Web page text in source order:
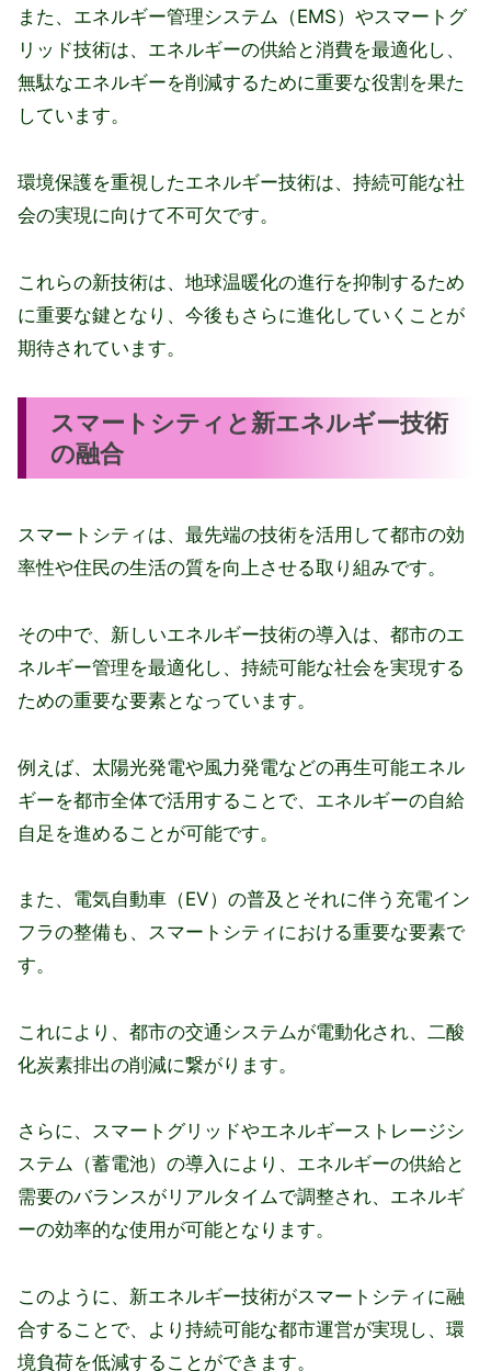
また、エネルギー管理システム（EMS）やスマートグ
リッド技術は、エネルギーの供給と消費を最適化し、
無駄なエネルギーを削減するために重要な役割を果た
しています。
環境保護を重視したエネルギー技術は、持続可能な社
会の実現に向けて不可欠です。
これらの新技術は、地球温暖化の進行を抑制するため
に重要な鍵となり、今後もさらに進化していくことが
期待されています。
スマートシティと新エネルギー技術
の融合
スマートシティは、最先端の技術を活用して都市の効
率性や住民の生活の質を向上させる取り組みです。
その中で、新しいエネルギー技術の導入は、都市のエ
ネルギー管理を最適化し、持続可能な社会を実現する
ための重要な要素となっています。
例えば、太陽光発電や風力発電などの再生可能エネル
ギーを都市全体で活用することで、エネルギーの自給
自足を進めることが可能です。
また、電気自動車（EV）の普及とそれに伴う充電イン
フラの整備も、スマートシティにおける重要な要素で
す。
これにより、都市の交通システムが電動化され、二酸
化炭素排出の削減に繋がります。
さらに、スマートグリッドやエネルギーストレージシ
ステム（蓄電池）の導入により、エネルギーの供給と
需要のバランスがリアルタイムで調整され、エネルギ
ーの効率的な使用が可能となります。
このように、新エネルギー技術がスマートシティに融
合することで、より持続可能な都市運営が実現し、環
境負荷を低減することができます。